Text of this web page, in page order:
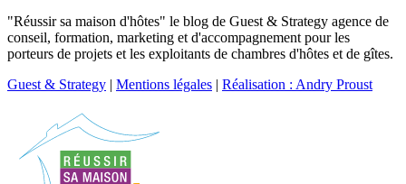
"Réussir sa maison d'hôtes" le blog de Guest & Strategy agence de
conseil, formation, marketing et d'accompagnement pour les
porteurs de projets et les exploitants de chambres d'hôtes et de gîtes.
Guest & Strategy | Mentions légales | Réalisation : Andry Proust